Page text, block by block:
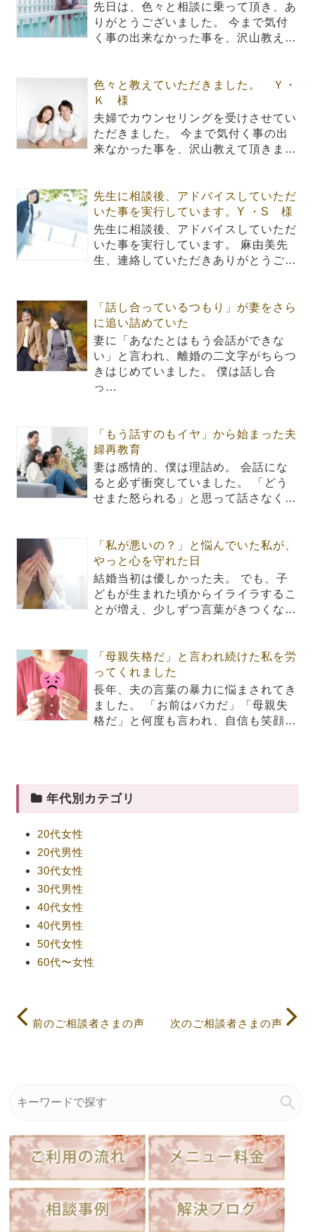
先日は、色々と相談に乗って頂き、あ
りがとうございました。 今まで気付
く事の出来なかった事を、沢山教え…
色々と教えていただきました。 Ｙ・
Ｋ 様
夫婦でカウンセリングを受けさせてい
ただきました。 今まで気付く事の出
来なかった事を、沢山教えて頂きま…
先生に相談後、アドバイスしていただ
いた事を実行しています。Y ・S 様
先生に相談後、アドバイスしていただ
いた事を実行しています。 麻由美先
生、連絡していただきありがとうご…
「話し合っているつもり」が妻をさら
に追い詰めていた
妻に「あなたとはもう会話ができな
い」と言われ、離婚の二文字がちらつ
きはじめていました。 僕は話し合
っ…
「もう話すのもイヤ」から始まった夫
婦再教育
妻は感情的、僕は理詰め。 会話にな
ると必ず衝突していました。 「どう
せまた怒られる」と思って話さなく…
「私が悪いの？」と悩んでいた私が、
やっと心を守れた日
結婚当初は優しかった夫。 でも、子
どもが生まれた頃からイライラするこ
とが増え、少しずつ言葉がきつくな…
「母親失格だ」と言われ続けた私を労
ってくれました
長年、夫の言葉の暴力に悩まされてき
ました。 「お前はバカだ」「母親失
格だ」と何度も言われ、自信も笑顔…
年代別カテゴリ
20代女性
20代男性
30代女性
30代男性
40代女性
40代男性
50代女性
60代〜女性
前のご相談者さまの声 次のご相談者さまの声